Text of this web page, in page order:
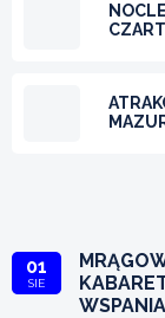
01
SIE